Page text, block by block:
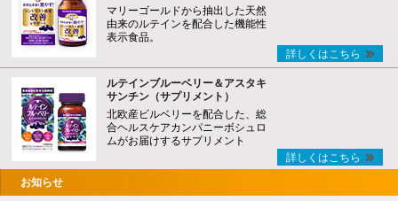
マリーゴールドから抽出した天然
由来のルテインを配合した機能性
表示食品。
詳しくはこちら
ルテインブルーベリー＆アスタキ
サンチン（サプリメント）
北欧産ビルベリーを配合した、総
合ヘルスケアカンパニーボシュロ
ムがお届けするサプリメント
詳しくはこちら
お知らせ